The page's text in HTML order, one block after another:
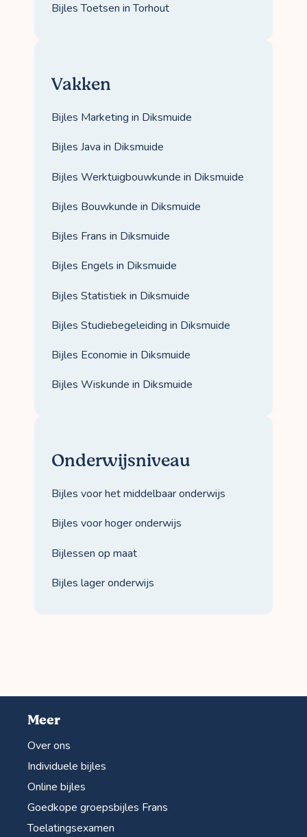
Bijles Toetsen in Torhout
Vakken
Bijles Marketing in Diksmuide
Bijles Java in Diksmuide
Bijles Werktuigbouwkunde in Diksmuide
Bijles Bouwkunde in Diksmuide
Bijles Frans in Diksmuide
Bijles Engels in Diksmuide
Bijles Statistiek in Diksmuide
Bijles Studiebegeleiding in Diksmuide
Bijles Economie in Diksmuide
Bijles Wiskunde in Diksmuide
Onderwijsniveau
Bijles voor het middelbaar onderwijs
Bijles voor hoger onderwijs
Bijlessen op maat
Bijles lager onderwijs
Meer
Over ons
Individuele bijles
Online bijles
Goedkope groepsbijles Frans
Toelatingsexamen